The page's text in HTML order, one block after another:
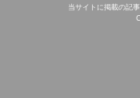
当サイトに掲載の記